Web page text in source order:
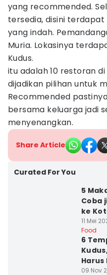
yang recommended.
tersedia, disini terdapat
yang indah.
Muria. Lokasinya
Kudus.
itu adalah 10 restoran
dijadikan pilihan untuk
Recommended
bersama keluarga jadi
menyenangkan.
Share Article
Curated For You
5
Coba
ke
11 Mei
Food
6
Harus
09 Nov